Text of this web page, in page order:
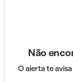
Não
O alerta te